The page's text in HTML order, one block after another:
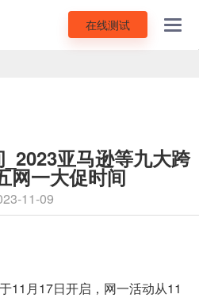
在线测试
亚马逊等九大跨
网一大促时间
11-09
11月17日开启，网一活动从11